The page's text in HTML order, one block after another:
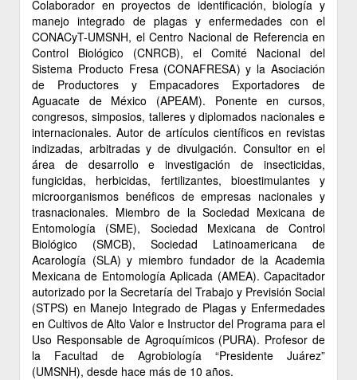
Colaborador en proyectos de identificación, biología y
manejo integrado de plagas y enfermedades con el
CONACyT-UMSNH, el Centro Nacional de Referencia en
Control Biológico (CNRCB), el Comité Nacional del
Sistema Producto Fresa (CONAFRESA) y la Asociación
de Productores y Empacadores Exportadores de
Aguacate de México (APEAM). Ponente en cursos,
congresos, simposios, talleres y diplomados nacionales e
internacionales. Autor de artículos científicos en revistas
indizadas, arbitradas y de divulgación. Consultor en el
área de desarrollo e investigación de insecticidas,
fungicidas, herbicidas, fertilizantes, bioestimulantes y
microorganismos benéficos de empresas nacionales y
trasnacionales. Miembro de la Sociedad Mexicana de
Entomología (SME), Sociedad Mexicana de Control
Biológico (SMCB), Sociedad Latinoamericana de
Acarología (SLA) y miembro fundador de la Academia
Mexicana de Entomología Aplicada (AMEA). Capacitador
autorizado por la Secretaría del Trabajo y Previsión Social
(STPS) en Manejo Integrado de Plagas y Enfermedades
en Cultivos de Alto Valor e Instructor del Programa para el
Uso Responsable de Agroquímicos (PURA). Profesor de
la Facultad de Agrobiología “Presidente Juárez”
(UMSNH), desde hace más de 10 años.